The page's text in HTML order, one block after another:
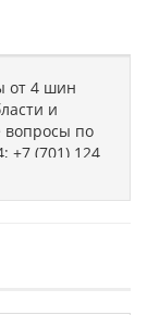
от 4 шин
и
вопросы по
+7 (701) 124
00).
р/c.